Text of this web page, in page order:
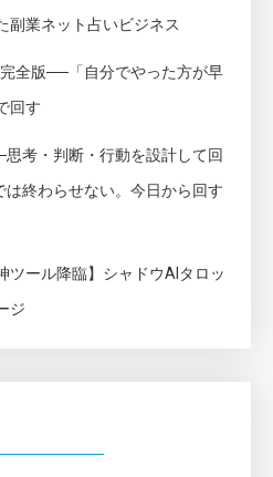
副業ネット占いビジネス
全版──「自分でやった方が早
回す
考・判断・行動を設計して回
は終わらせない。今日から回す
ツール降臨】シャドウAIタロッ
ジ